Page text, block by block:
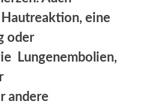
eine
oder
Lungenembolien,
andere